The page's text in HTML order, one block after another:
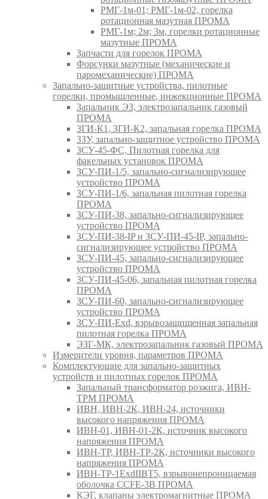
РМГ-1м-01; РМГ-1м-02, горелка
ротационная мазутная ПРОМА
РМГ-1м; 2м; 3м, горелки ротационные
мазутные ПРОМА
Запчасти для горелок ПРОМА
Форсунки мазутные (механические и
паромеханические) ПРОМА
Запально-защитные устройства, пилотные
горелки, промышленные, инжекционные ПРОМА
Запальник ЭЗ, электрозапальник газовый
ПРОМА
ЗГИ-К1, ЗГИ-К2, запальная горелка ПРОМА
ЗЗУ, запально-защитное устройство ПРОМА
ЗСУ-45-ФС, Пилотная горелка для
факельных установок ПРОМА
ЗСУ-ПИ-1/5, запально-сигнализирующее
устройство ПРОМА
ЗСУ-ПИ-1/6, запальная пилотная горелка
ПРОМА
ЗСУ-ПИ-38, запально-сигнализирующее
устройство ПРОМА
ЗСУ-ПИ-38-IP и ЗСУ-ПИ-45-IP, запально-
сигнализирующее устройство ПРОМА
ЗСУ-ПИ-45, запально-сигнализирующее
устройство ПРОМА
ЗСУ-ПИ-45-06, запальная пилотная горелка
ПРОМА
ЗСУ-ПИ-60, запально-сигнализирующее
устройство ПРОМА
ЗСУ-ПИ-Exd, взрывозащищенная запальная
пилотная горелка ПРОМА
ЭЗГ-МК, электрозапальник газовый ПРОМА
Измерители уровня, параметров ПРОМА
Комплектующие для запально-защитных
устройств и пилотных горелок ПРОМА
Запальный трансформатор розжига, ИВН-
ТРМ ПРОМА
ИВН, ИВН-2К, ИВН-24, источники
высокого напряжения ПРОМА
ИВН-01, ИВН-01-2К, источник высокого
напряжения ПРОМА
ИВН-ТР, ИВН-ТР-2К, источники высокого
напряжения ПРОМА
ИВН-ТР-1ExdIIBT5, взрывонепроницаемая
оболочка CCFE-3B ПРОМА
КЭГ, клапаны электромагнитные ПРОМА